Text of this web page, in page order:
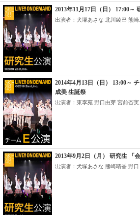
2013年11月17日（日） 17:00～
出演者：犬塚あさな 北川綾巴 熊崎...
2014年4月13日（日） 13:00～
成美 生誕祭
出演者：東李苑 野口由芽 宮前杏実...
2013年9月2日（月） 研究生 「
出演者：犬塚あさな 熊崎晴香 野口...